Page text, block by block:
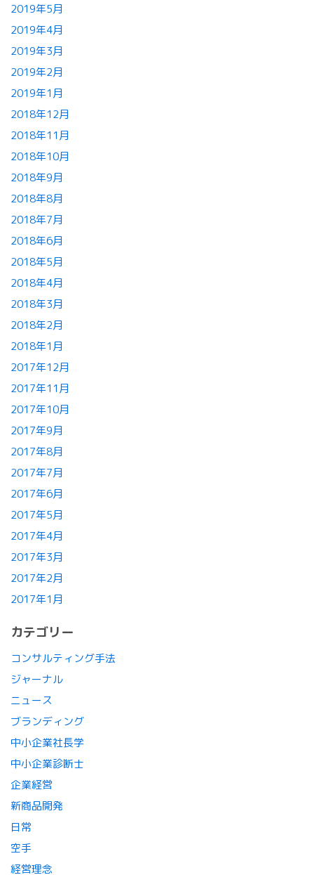
2019年5月
2019年4月
2019年3月
2019年2月
2019年1月
2018年12月
2018年11月
2018年10月
2018年9月
2018年8月
2018年7月
2018年6月
2018年5月
2018年4月
2018年3月
2018年2月
2018年1月
2017年12月
2017年11月
2017年10月
2017年9月
2017年8月
2017年7月
2017年6月
2017年5月
2017年4月
2017年3月
2017年2月
2017年1月
カテゴリー
コンサルティング手法
ジャーナル
ニュース
ブランディング
中小企業社長学
中小企業診断士
企業経営
新商品開発
日常
空手
経営理念